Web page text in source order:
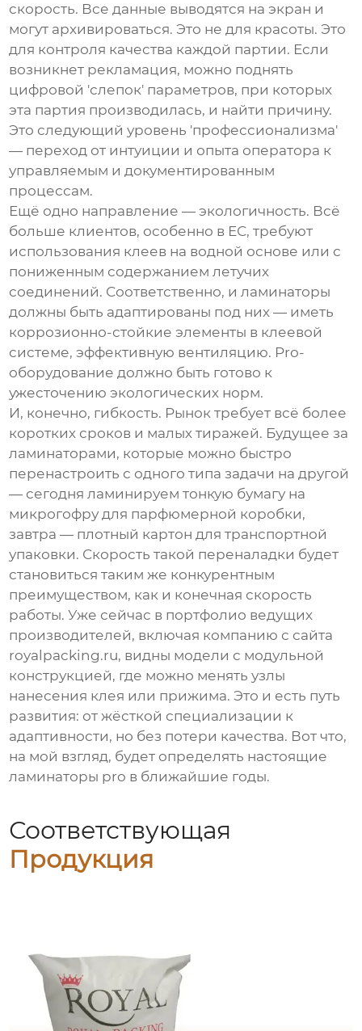
скорость. Все данные выводятся на экран и
могут архивироваться. Это не для красоты. Это
для контроля качества каждой партии. Если
возникнет рекламация, можно поднять
цифровой 'слепок' параметров, при которых
эта партия производилась, и найти причину.
Это следующий уровень 'профессионализма'
— переход от интуиции и опыта оператора к
управляемым и документированным
процессам.
Ещё одно направление — экологичность. Всё
больше клиентов, особенно в ЕС, требуют
использования клеев на водной основе или с
пониженным содержанием летучих
соединений. Соответственно, и ламинаторы
должны быть адаптированы под них — иметь
коррозионно-стойкие элементы в клеевой
системе, эффективную вентиляцию. Pro-
оборудование должно быть готово к
ужесточению экологических норм.
И, конечно, гибкость. Рынок требует всё более
коротких сроков и малых тиражей. Будущее за
ламинаторами, которые можно быстро
перенастроить с одного типа задачи на другой
— сегодня ламинируем тонкую бумагу на
микрогофру для парфюмерной коробки,
завтра — плотный картон для транспортной
упаковки. Скорость такой переналадки будет
становиться таким же конкурентным
преимуществом, как и конечная скорость
работы. Уже сейчас в портфолио ведущих
производителей, включая компанию с сайта
royalpacking.ru, видны модели с модульной
конструкцией, где можно менять узлы
нанесения клея или прижима. Это и есть путь
развития: от жёсткой специализации к
адаптивности, но без потери качества. Вот что,
на мой взгляд, будет определять настоящие
ламинаторы pro в ближайшие годы.
Соответствующая
Продукция